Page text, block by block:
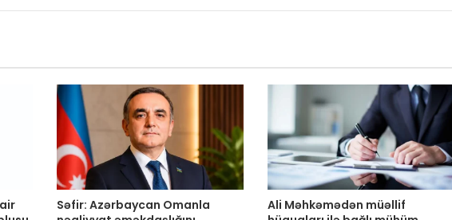
Səfir: Azərbaycan Omanla
Ali Məhkəmədən müəllif